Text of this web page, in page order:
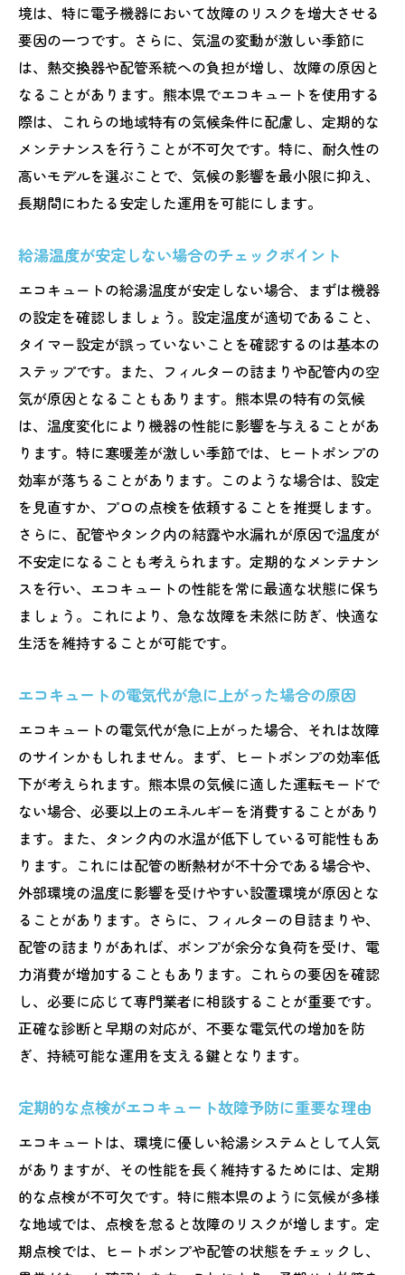
エコキュートの故障を防ぐための熊本県でのメ
ンテナンス方法
定期クリーニングでエコキュート故障を未
然に防ぐ
熊本県の気候に合ったエコキュート定期メ
ンテナンスのポイント
エコキュートの劣化を防ぐために知ってお
水質管理がエコキュートの寿命を延ばす鍵
熊本県で利用できるエコキュート保守サー
ビスの概要
自分でできるエコキュートメンテナンスの
簡単な方法
熊本県で信頼できるエコキュート修理業者の見
つけ方
口コミで探す熊本県で評判のエコキュート
修理業者
実績と信頼性で選ぶエコキュート修理業者
の選び方
保証内容が充実したエコキュート修理業者
を選ぶポイント
熊本県の地域密着型エコキュート修理業者
の特徴
オンラインレビュー活用によるエコキュー
エコキュート修理業者に直接確認すべき重
エコキュート故障時に熊本県で必ず確認すべき
修理保証内容
修理保証の範囲を確認する際のチェックリ
スト
熊本県で提供されるエコキュート修理保証
サービスの概要
保証期間内で受けられるサービス内容とそ
の制限
エコキュート修理後の長期保証の重要性と
その内容
保証プラン比較
保証内容がエコキュートの選択に与える影
響
熊本県の気候に適したエコキュートの選び方と
故障時の対応策
熊本県の四季に対応できるエコキュートの
境は、特に電子機器において故障のリスクを増大させる
要因の一つです。さらに、気温の変動が激しい季節に
は、熱交換器や配管系統への負担が増し、故障の原因と
なることがあります。熊本県でエコキュートを使用する
際は、これらの地域特有の気候条件に配慮し、定期的な
メンテナンスを行うことが不可欠です。特に、耐久性の
高いモデルを選ぶことで、気候の影響を最小限に抑え、
長期間にわたる安定した運用を可能にします。
給湯温度が安定しない場合のチェックポイント
エコキュートの給湯温度が安定しない場合、まずは機器
の設定を確認しましょう。設定温度が適切であること、
タイマー設定が誤っていないことを確認するのは基本の
ステップです。また、フィルターの詰まりや配管内の空
気が原因となることもあります。熊本県の特有の気候
は、温度変化により機器の性能に影響を与えることがあ
ります。特に寒暖差が激しい季節では、ヒートポンプの
効率が落ちることがあります。このような場合は、設定
を見直すか、プロの点検を依頼することを推奨します。
さらに、配管やタンク内の結露や水漏れが原因で温度が
不安定になることも考えられます。定期的なメンテナン
スを行い、エコキュートの性能を常に最適な状態に保ち
ましょう。これにより、急な故障を未然に防ぎ、快適な
生活を維持することが可能です。
エコキュートの電気代が急に上がった場合の原因
エコキュートの電気代が急に上がった場合、それは故障
のサインかもしれません。まず、ヒートポンプの効率低
下が考えられます。熊本県の気候に適した運転モードで
ない場合、必要以上のエネルギーを消費することがあり
ます。また、タンク内の水温が低下している可能性もあ
ります。これには配管の断熱材が不十分である場合や、
外部環境の温度に影響を受けやすい設置環境が原因とな
ることがあります。さらに、フィルターの目詰まりや、
配管の詰まりがあれば、ポンプが余分な負荷を受け、電
力消費が増加することもあります。これらの要因を確認
し、必要に応じて専門業者に相談することが重要です。
正確な診断と早期の対応が、不要な電気代の増加を防
ぎ、持続可能な運用を支える鍵となります。
定期的な点検がエコキュート故障予防に重要な理由
エコキュートは、環境に優しい給湯システムとして人気
がありますが、その性能を長く維持するためには、定期
的な点検が不可欠です。特に熊本県のように気候が多様
な地域では、点検を怠ると故障のリスクが増します。定
期点検では、ヒートポンプや配管の状態をチェックし、